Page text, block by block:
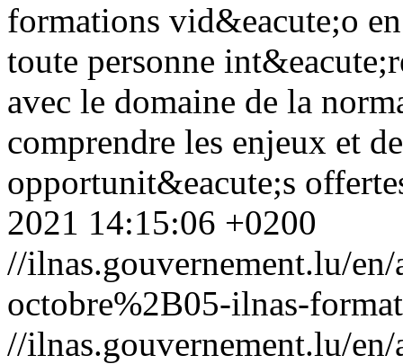
formations vid&eacute;o
toute personne
avec le domaine de la
comprendre les enjeux et
opportunit&eacute;s
2021 14:15:06 +0200
//ilnas.gouvernement.lu/
octobre%2B05-ilnas-
//ilnas.gouvernement.lu/